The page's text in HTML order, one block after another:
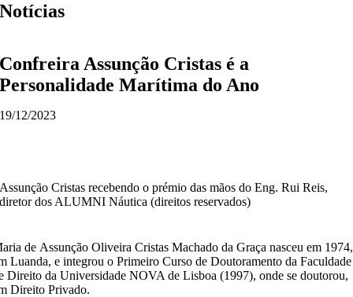
Notícias
Confreira Assunção Cristas é a
Personalidade Marítima do Ano
19/12/2023
Assunção Cristas recebendo o prémio das mãos do Eng. Rui Reis,
diretor dos ALUMNI Náutica (direitos reservados)
de Assunção Oliveira Cristas Machado da Graça nasceu em 1974,
Luanda, e integrou o Primeiro Curso de Doutoramento da Faculdade
Direito da Universidade NOVA de Lisboa (1997), onde se doutorou,
Direito Privado.